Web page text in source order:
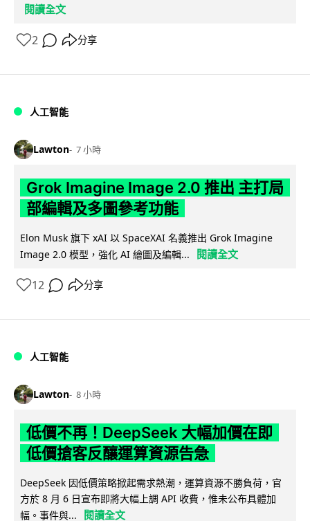
閱讀全文
2 分享
人工智能
Lawton 7 小時
Grok Imagine Image 2.0 推出 主打局
部編輯及多圖參考功能
Elon Musk 旗下 xAI 以 SpaceXAI 名義推出 Grok Imagine
Image 2.0 模型，強化 AI 繪圖及編輯...
閱讀全文
12 分享
人工智能
Lawton 8 小時
低價不再！DeepSeek 大幅加價在即
低價搶客反釀運算資源告急
DeepSeek 因低價策略掀起需求熱潮，運算資源不勝負荷，官
方於 8 月 6 日宣布即將大幅上調 API 收費，惟未公布具體加
幅。事件與...
閱讀全文